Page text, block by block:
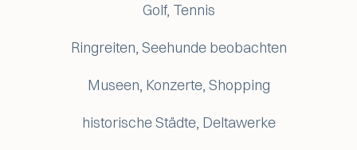
Golf, Tennis
Ringreiten, Seehunde beobachten
Museen, Konzerte, Shopping
historische Städte, Deltawerke